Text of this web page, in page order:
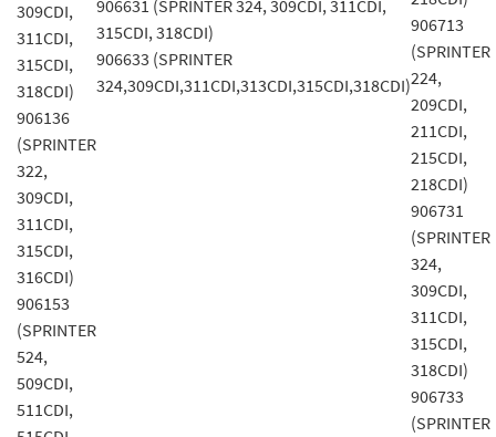
309CDI,
311CDI,
315CDI,
318CDI)
906136
(SPRINTER
322,
309CDI,
311CDI,
315CDI,
316CDI)
906153
(SPRINTER
524,
509CDI,
511CDI,
906631 (SPRINTER 324, 309CDI, 311CDI,
315CDI, 318CDI)
906633 (SPRINTER
324,309CDI,311CDI,313CDI,315CDI,318CDI)
906713
(SPRINTER
224,
209CDI,
211CDI,
215CDI,
218CDI)
906731
(SPRINTER
324,
309CDI,
311CDI,
315CDI,
318CDI)
906733
(SPRINTER